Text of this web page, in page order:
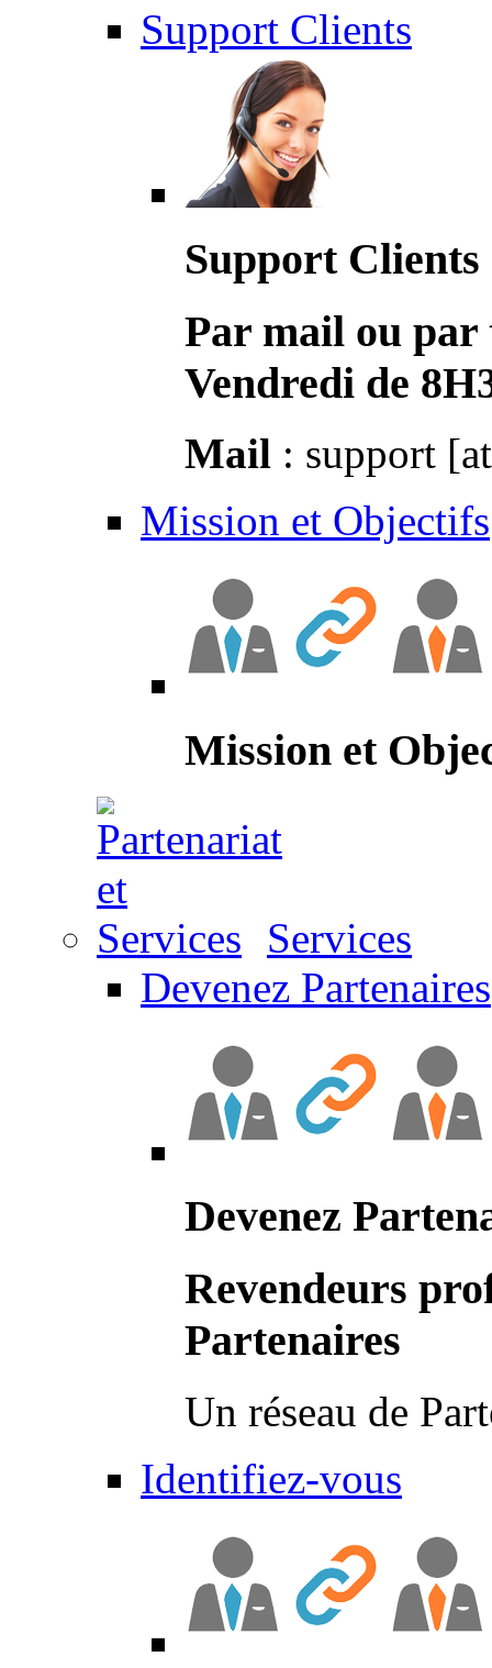
Support Clients
Support Clients
Par mail ou par
Vendredi de
Mail : support
Mission et Objectifs
Mission et
Services
Devenez Partenaires
Devenez
Revendeurs
Partenaires
Un réseau de
Identifiez-vous